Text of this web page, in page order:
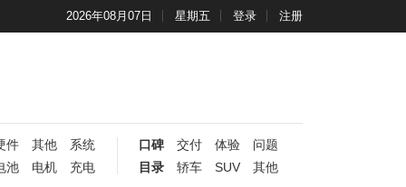
2026年08月07日 星期五 登录 注册
件 其他
系统
池 电机 充电
口碑 交付 体验
问题
目录
轿车 SUV 其他